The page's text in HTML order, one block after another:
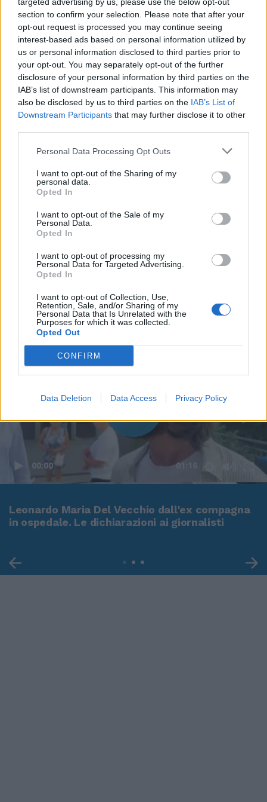
section to confirm your selection. Please note that after your
opt-out request is processed you may continue seeing
interest-based ads based on personal information utilized by
us or personal information disclosed to third parties prior to
your opt-out. You may separately opt-out of the further
disclosure of your personal information by third parties on the
IAB’s list of downstream participants. This information may
also be disclosed by us to third parties on the IAB’s List of
Downstream Participants that may further disclose it to other
Personal Data Processing Opt Outs
I want to opt-out of the Sharing of my
personal data.
Opted In
I want to opt-out of the Sale of my
Personal Data.
Opted In
I want to opt-out of processing my
Personal Data for Targeted Advertising.
Opted In
I want to opt-out of Collection, Use,
Retention, Sale, and/or Sharing of my
Personal Data that Is Unrelated with the
Purposes for which it was collected.
Opted Out
CONFIRM
Data Deletion Data Access Privacy Policy
00:00 01:16
Leonardo Maria Del Vecchio dall'ex compagna
in ospedale. Le dichiarazioni ai giornalisti